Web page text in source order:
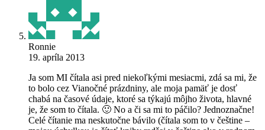
Ronnie
19. apríla 2013
Ja som MI čítala asi pred niekoľkými mesiacmi, zdá sa mi, že
to bolo cez Vianočné prázdniny, ale moja pamäť je dosť
chabá na časové údaje, ktoré sa týkajú môjho života, hlavné
je, že som to čítala. 🙂 No a či sa mi to páčilo? Jednoznačne!
Celé čítanie ma neskutočne bávilo (čítala som to v češtine –